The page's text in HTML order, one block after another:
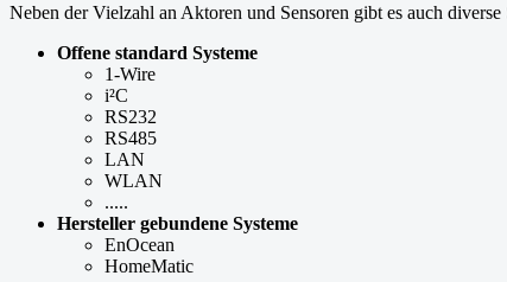
Neben der Vielzahl an Aktoren und Sensoren gibt es auch
Offene standard Systeme
1-Wire
i²C
RS232
RS485
LAN
WLAN
.....
Hersteller gebundene Systeme
EnOcean
HomeMatic